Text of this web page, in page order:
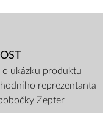
o ukázku produktu
reprezentanta
Zepter